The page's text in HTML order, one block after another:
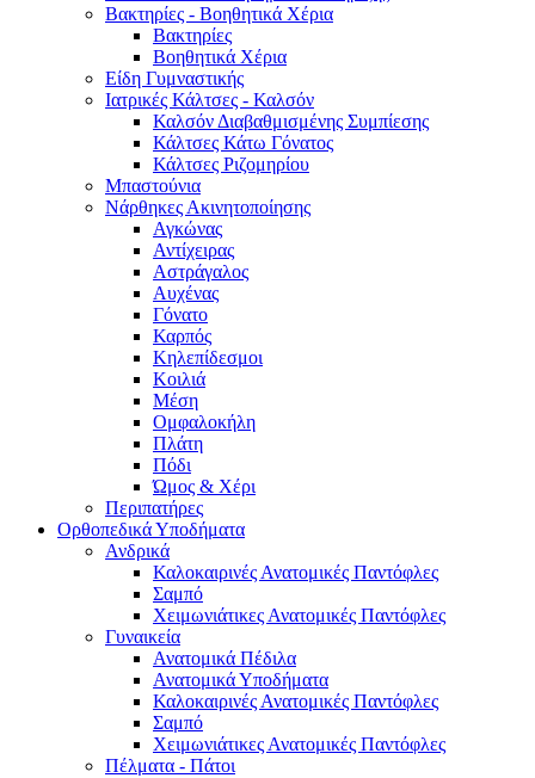
Βακτηρίες - Βοηθητικά Χέρια
Βακτηρίες
Βοηθητικά Χέρια
Είδη Γυμναστικής
Ιατρικές Κάλτσες - Καλσόν
Καλσόν Διαβαθμισμένης Συμπίεσης
Κάλτσες Κάτω Γόνατος
Κάλτσες Ριζομηρίου
Μπαστούνια
Νάρθηκες Ακινητοποίησης
Αγκώνας
Αντίχειρας
Αστράγαλος
Αυχένας
Γόνατο
Καρπός
Κηλεπίδεσμοι
Κοιλιά
Μέση
Ομφαλοκήλη
Πλάτη
Πόδι
Ώμος & Χέρι
Περιπατήρες
Ορθοπεδικά Υποδήματα
Ανδρικά
Καλοκαιρινές Ανατομικές Παντόφλες
Σαμπό
Χειμωνιάτικες Ανατομικές Παντόφλες
Γυναικεία
Ανατομικά Πέδιλα
Ανατομικά Υποδήματα
Καλοκαιρινές Ανατομικές Παντόφλες
Σαμπό
Χειμωνιάτικες Ανατομικές Παντόφλες
Πέλματα - Πάτοι